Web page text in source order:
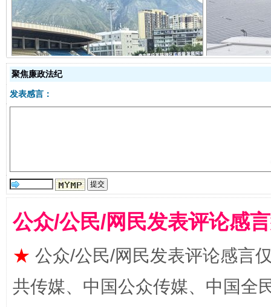
阿坝州三大球赛在茂县开幕 规模
国家大学科技园优化重塑工作
聚焦廉政法纪
发表感言：
公众/公民/网民发表评论感
★ 公众/公民/网民发表评论感言
共传媒、中国公众传媒、中国全